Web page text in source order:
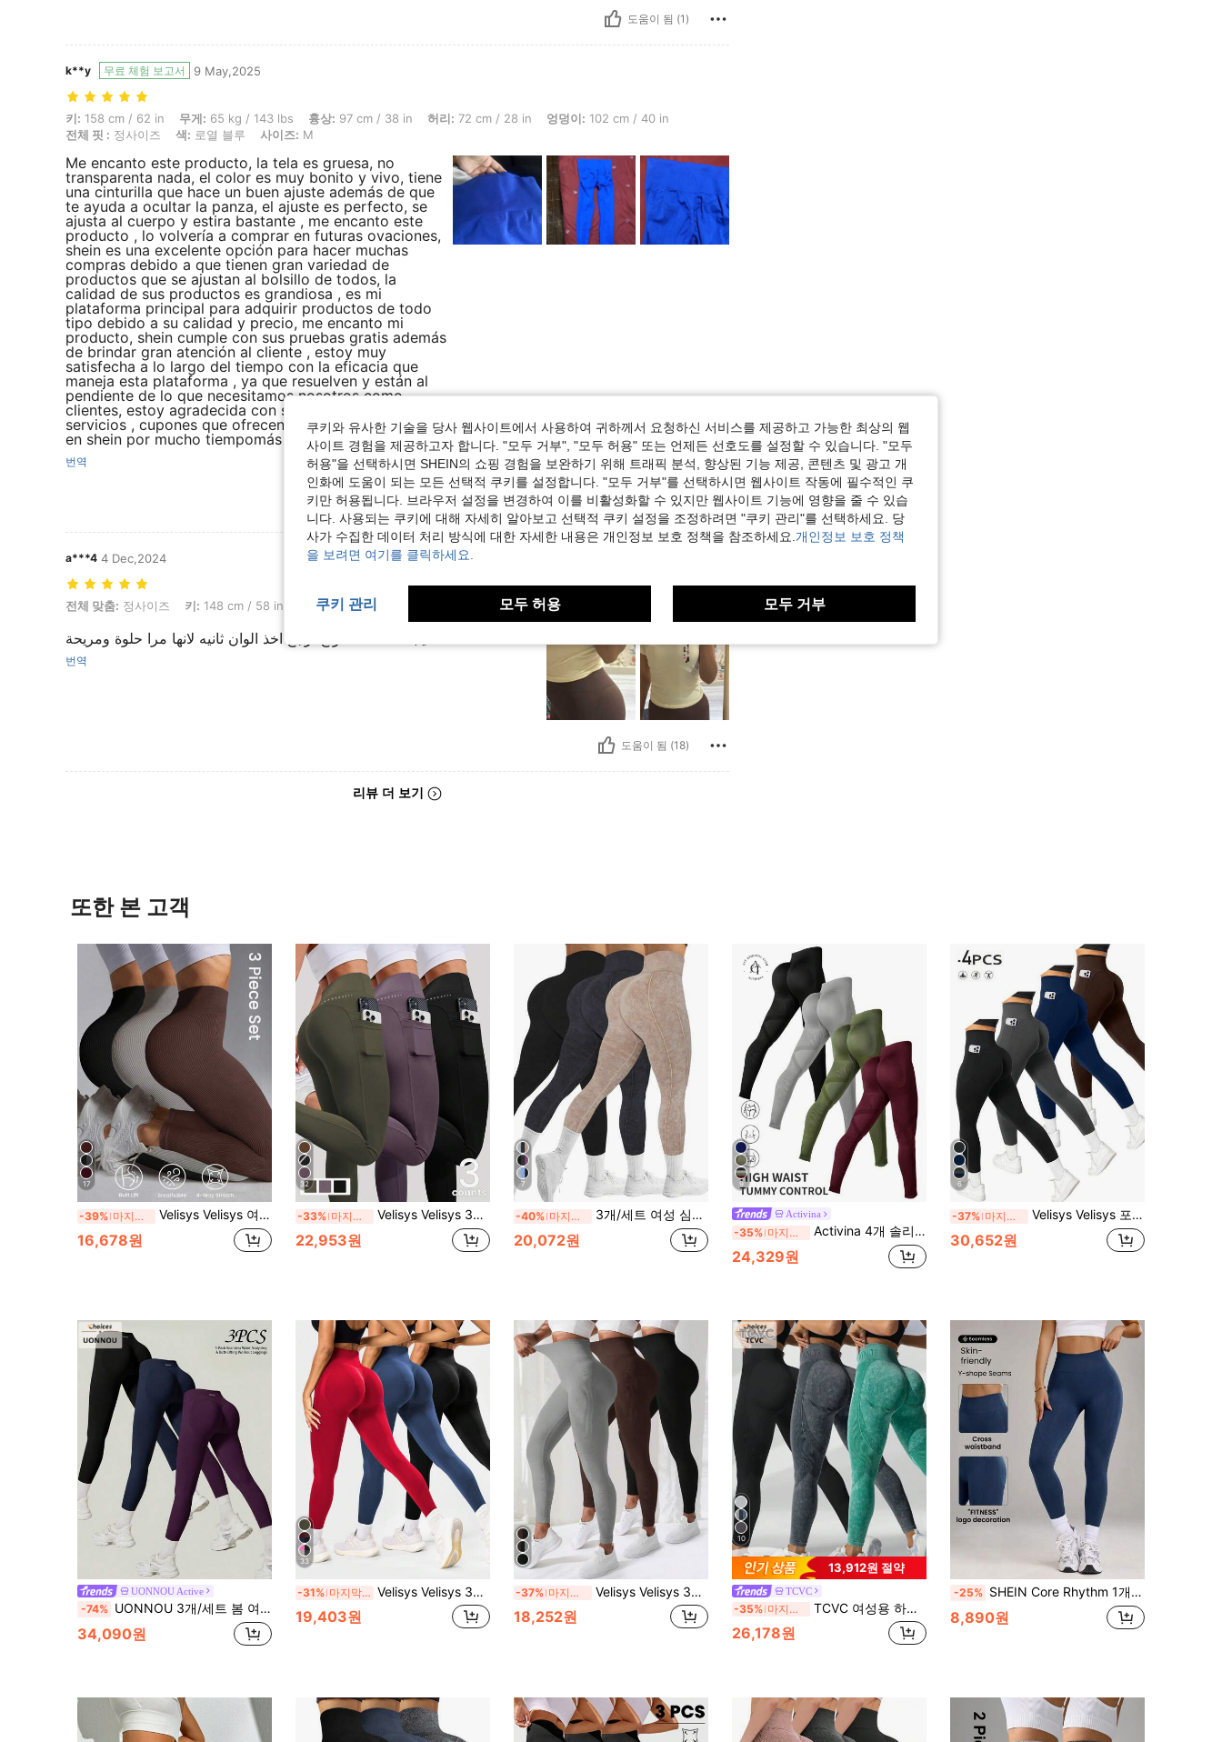
도움이 됨 (1)
k**y 무료 체험 보고서 9 May,2025
키: 158 cm / 62 in, 무게: 65 kg / 143 lbs, 흉상: 97 cm / 38 in, 허리: 72 cm / 28 in, 엉덩이: 102 cm / 40 in, 전체 핏 : 정사이즈, 색: 로열 블루, 사이즈: M
키: 158 cm / 62 in 무게: 65 kg / 143 lbs 흉상: 97 cm / 38 in 허리: 72 cm / 28 in 엉덩이: 102 cm / 40 in
전체 핏 : 정사이즈 색: 로열 블루 사이즈: M
Me encanto este producto, la tela es gruesa, no
transparenta nada, el color es muy bonito y vivo, tiene
una cinturilla que hace un buen ajuste además de que
te ayuda a ocultar la panza, el ajuste es perfecto, se
ajusta al cuerpo y estira bastante , me encanto este
producto , lo volvería a comprar en futuras ovaciones,
shein es una excelente opción para hacer muchas
compras debido a que tienen gran variedad de
productos que se ajustan al bolsillo de todos, la
calidad de sus productos es grandiosa , es mi
plataforma principal para adquirir productos de todo
tipo debido a su calidad y precio, me encanto mi
producto, shein cumple con sus pruebas gratis además
de brindar gran atención al cliente , estoy muy
satisfecha a lo largo del tiempo con la eficacia que
maneja esta plataforma , ya que resuelven y están al
pendiente de lo que necesitamos nosotros como
clientes, estoy agradecida con shein por sus excelentes
servicios , cupones que ofrecen y seguiré comprando
en shein por mucho tiempomás
번역
도움이 됨 (0)
a***4 4 Dec,2024
전체 맞춤: 정사이즈, 키: 148 cm / 58 in, 색: 초콜릿 브라운, 사이즈: S
전체 맞춤: 정사이즈 키: 148 cm / 58 in 초콜릿 브라운
يابنات تتتتحفة راح ارجع اخذ الوان ثانيه لانها مرا حلوة ومريحة
번역
도움이 됨 (18)
리뷰 더 보기
또한 본 고객
17
-39% 마지막 3일 Velisys Velisys 여성용 단색 하이 웨이스트 데일리 피트니스 심리스 레깅스
16,678원
32
-33% 마지막 3일 Velisys Velisys 3개/세트 + 레귤러 바지 + 수분 흡수 원단 + 리프팅 디자인 / 멀티 컬러 / 기본 / 스포츠 바지 / 피트니스 / 요가
22,953원
7
-40% 마지막 3일 3개/세트 여성 심리스 아웃도어 샌드워시 스포츠 요가 팬츠, 하이 웨이스트 고탄력 통기성 수분 흡수, 피치 엉덩이 강화, 다용도 레깅스, 부드럽고 피부 친화적인 타이츠 봄
20,072원
9
Activina
-35% 마지막 3일 Activina 4개 솔리드 스포츠 레깅스 여성 레깅스 세트 요가 바지
24,329원
6
-37% 마지막 3일 Velisys Velisys 포켓이 있는 심리스 고탄성 운동 레깅스, 스포츠 요가 여성 바지
30,652원
UONNOU Active
-74% UONNOU 3개/세트 봄 여름 가을 여성 스포츠 쉐이핑 타이트 레깅스, 피치 엉덩이 리프트, 허리 조절, 복부 슬리밍, 다리 조각, 부드러운 원단, 요가, 체육관, 패션 의상, 일상 캐주얼 통근에 적합
34,090원
33
-31% 마지막 3일 Velisys Velisys 3개 여성용 블랙/다크 그레이 블루/레드 심리스 스트레치 레깅스, 편안한 요가, 골프, 런닝, 사이클링, 피트니스, 야외 캐주얼 활동 바지
19,403원
-37% 마지막 3일 Velisys Velisys 3개 솔리드 컬러 스포츠 레깅스 스판덱스 요가 여성 바지
18,252원
10
13,912원 절약
TCVC
-35% 마지막 3일 TCVC 여성용 하이 웨이스트 솔리드 컬러 타이트 핏 레깅스, 고탄성 스포츠 타이츠, 바디 쉐이핑 & 복부 조절, 실내/실외 스포츠, 요가 봄에 적합
26,178원
-25% SHEIN Core Rhythm 1개 여성용 심리스 와이드 밴드 사이드 스트라이프 고탄력 러닝 피트니스 운동 요가 9/10 레깅스
8,890원
쿠키와 유사한 기술을 당사 웹사이트에서 사용하여 귀하께서 요청하신 서비스를 제공하고 가능한 최상의 웹
사이트 경험을 제공하고자 합니다. "모두 거부", "모두 허용" 또는 언제든 선호도를 설정할 수 있습니다. "모두
허용"을 선택하시면 SHEIN의 쇼핑 경험을 보완하기 위해 트래픽 분석, 향상된 기능 제공, 콘텐츠 및 광고 개
인화에 도움이 되는 모든 선택적 쿠키를 설정합니다. "모두 거부"를 선택하시면 웹사이트 작동에 필수적인 쿠
키만 허용됩니다. 브라우저 설정을 변경하여 이를 비활성화할 수 있지만 웹사이트 기능에 영향을 줄 수 있습
니다. 사용되는 쿠키에 대해 자세히 알아보고 선택적 쿠키 설정을 조정하려면 "쿠키 관리"를 선택하세요. 당
사가 수집한 데이터 처리 방식에 대한 자세한 내용은 개인정보 보호 정책을 참조하세요. 개인정보 보호 정책
을 보려면 여기를 클릭하세요.
쿠키 관리 모두 허용 모두 거부